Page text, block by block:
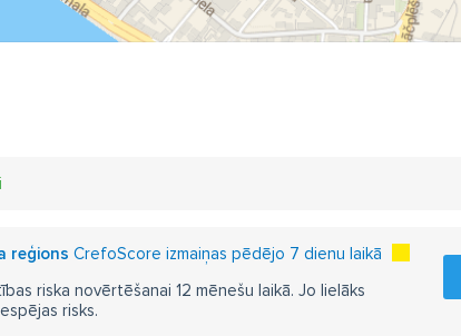
reģions CrefoScore izmaiņas pēdējo 7 dienu laikā
riska novērtēšanai 12 mēnešu laikā. Jo lielāks
risks.